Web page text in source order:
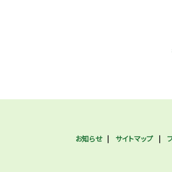
お知らせ サイトマップ